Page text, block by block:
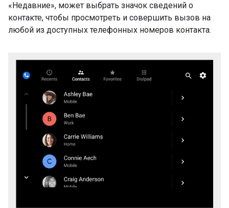
«Недавние», может выбрать значок сведений о
контакте, чтобы просмотреть и совершить вызов на
любой из доступных телефонных номеров контакта.